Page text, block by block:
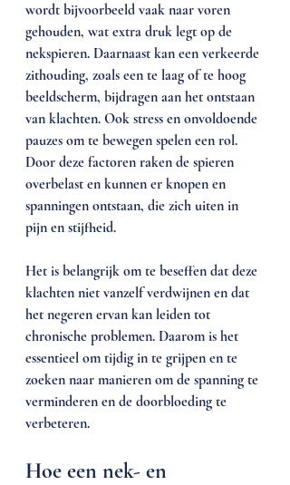
wordt bijvoorbeeld vaak naar voren
gehouden, wat extra druk legt op de
nekspieren. Daarnaast kan een verkeerde
zithouding, zoals een te laag of te hoog
beeldscherm, bijdragen aan het ontstaan
van klachten. Ook stress en onvoldoende
pauzes om te bewegen spelen een rol.
Door deze factoren raken de spieren
overbelast en kunnen er knopen en
spanningen ontstaan, die zich uiten in
pijn en stijfheid.
Het is belangrijk om te beseffen dat deze
klachten niet vanzelf verdwijnen en dat
het negeren ervan kan leiden tot
chronische problemen. Daarom is het
essentieel om tijdig in te grijpen en te
zoeken naar manieren om de spanning te
verminderen en de doorbloeding te
verbeteren.
Hoe een nek- en